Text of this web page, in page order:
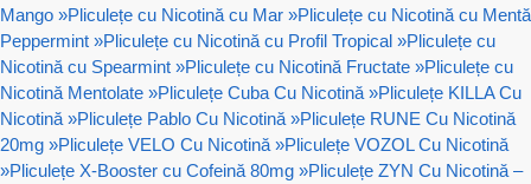
Mango »Pliculețe cu Nicotină cu Mar »Pliculețe cu Nicotină cu Mentă
Peppermint »Pliculețe cu Nicotină cu Profil Tropical »Pliculețe cu
Nicotină cu Spearmint »Pliculețe cu Nicotină Fructate »Pliculețe cu
Nicotină Mentolate »Pliculețe Cuba Cu Nicotină »Pliculețe KILLA Cu
Nicotină »Pliculețe Pablo Cu Nicotină »Pliculețe RUNE Cu Nicotină
20mg »Pliculețe VELO Cu Nicotină »Pliculețe VOZOL Cu Nicotină
»Pliculețe X-Booster cu Cofeină 80mg »Pliculețe ZYN Cu Nicotină –